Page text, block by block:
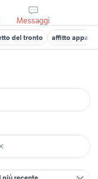
Messaggi
del tronto affitto